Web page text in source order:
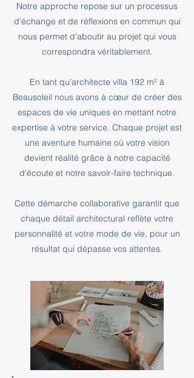
Notre approche repose sur un processus
d'échange et de réflexions en commun qui
nous permet d'aboutir au projet qui vous
correspondra véritablement.
En tant qu'architecte villa 192 m² à
Beausoleil nous avons à cœur de créer des
espaces de vie uniques en mettant notre
expertise à votre service. Chaque projet est
une aventure humaine où votre vision
devient réalité grâce à notre capacité
d'écoute et notre savoir-faire technique.
Cette démarche collaborative garantit que
chaque détail architectural reflète votre
personnalité et votre mode de vie, pour un
résultat qui dépasse vos attentes.